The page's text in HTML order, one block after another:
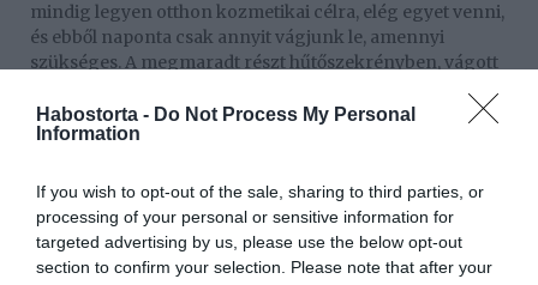
Habostorta - Do Not Process My Personal
Information
If you wish to opt-out of the sale, sharing to third parties, or
processing of your personal or sensitive information for
targeted advertising by us, please use the below opt-out
section to confirm your selection. Please note that after your
mindig legyen otthon kozmetikai célra, elég egyet venni,
és ebből naponta csak annyit vágjunk le, amennyi
szükséges. A megmaradt részt hűtőszekrényben, vágott
Fenékre és combra
szeretnénk szép feszes idomokat, akkor este, lefekvés
előtt tegyünk néhány karikát a fenékre és a kényesebb
comb részre, majd hagyjuk hatni 20 percig. Végül a
bőrön maradt uborka levet masszírozzuk a bőrbe.